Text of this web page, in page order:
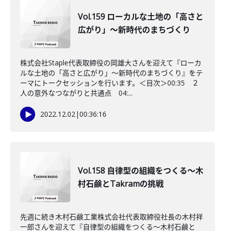
Vol.159 ローカルな土地の「高さと
広がり」～新時代のまちづくり
株式会社Staple代表取締役の岡雄大さんを迎えて『ローカ
ルな土地の「高さと広がり」～新時代のまちづくり』をテ
ーマにトークセッションを行います。＜目次＞00:35 ２
人の意外なつながりと共通点 04:...
2022.12.02|00:36:16
Vol.158 自律型の組織をつくる～木
村石鹸とTakramの挑戦
先週に続き木村石鹸工業株式会社代表取締役社長の木村祥
一郎さんを迎えて『自律型の組織をつくる～木村石鹸と